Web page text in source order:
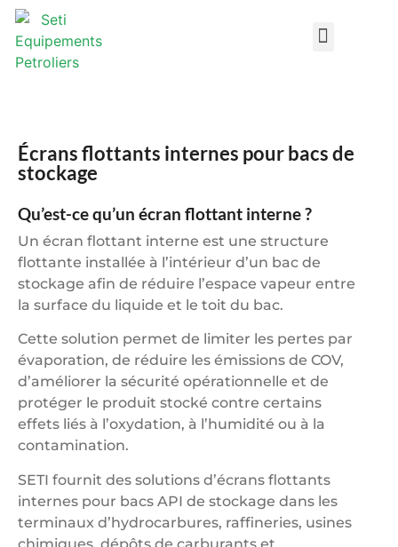
Écrans flottants internes pour bacs de
stockage
Qu’est-ce qu’un écran flottant interne ?
Un écran flottant interne est une structure
flottante installée à l’intérieur d’un bac de
stockage afin de réduire l’espace vapeur entre
la surface du liquide et le toit du bac.
Cette solution permet de limiter les pertes par
évaporation, de réduire les émissions de COV,
d’améliorer la sécurité opérationnelle et de
protéger le produit stocké contre certains
effets liés à l’oxydation, à l’humidité ou à la
contamination.
SETI fournit des solutions d’écrans flottants
internes pour bacs API de stockage dans les
terminaux d’hydrocarbures, raffineries, usines